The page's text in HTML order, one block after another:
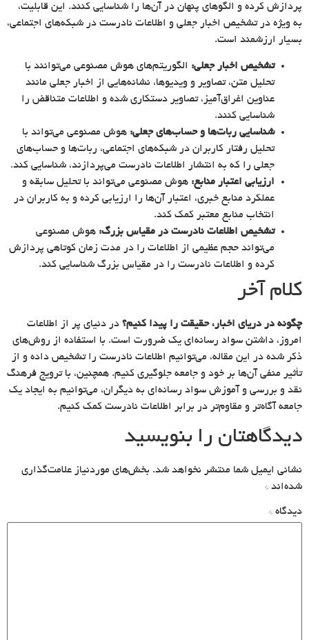
پردازش کرده و الگوهای پنهان در آن‌ها را شناسایی کنند. این قابلیت،
به ویژه در تشخیص اخبار جعلی و اطلاعات نادرست در شبکه‌های اجتماعی،
بسیار ارزشمند است.
تشخیص اخبار جعلی: الگوریتم‌های هوش مصنوعی می‌توانند با
تحلیل متن، تصاویر و ویدیوها، نشانه‌هایی از اخبار جعلی مانند
عناوین اغراق‌آمیز، تصاویر دستکاری شده و اطلاعات متناقض را
شناسایی کنند.
شناسایی ربات‌ها و حساب‌های جعلی: هوش مصنوعی می‌تواند با
تحلیل رفتار کاربران در شبکه‌های اجتماعی، ربات‌ها و حساب‌های
جعلی را که به انتشار اطلاعات نادرست می‌پردازند، شناسایی کند.
ارزیابی اعتبار منابع: هوش مصنوعی می‌تواند با تحلیل سابقه و
عملکرد منابع خبری، اعتبار آن‌ها را ارزیابی کرده و به کاربران در
انتخاب منابع معتبر کمک کند.
تشخیص اطلاعات نادرست در مقیاس بزرگ: هوش مصنوعی
می‌تواند حجم عظیمی از اطلاعات را در مدت زمان کوتاهی پردازش
کرده و اطلاعات نادرست را در مقیاس بزرگ شناسایی کند.
کلام آخر
چگونه در دریای اخبار، حقیقت را پیدا کنیم؟ در دنیای پر از اطلاعات
امروز، داشتن سواد رسانه‌ای یک ضرورت است. با استفاده از روش‌های
ذکر شده در این مقاله، می‌توانیم اطلاعات نادرست را تشخیص داده و از
تأثیر منفی آن‌ها بر خود و جامعه جلوگیری کنیم. همچنین، با ترویج فرهنگ
نقد و بررسی و آموزش سواد رسانه‌ای به دیگران، می‌توانیم به ایجاد یک
جامعه آگاه‌تر و مقاوم‌تر در برابر اطلاعات نادرست کمک کنیم.
دیدگاهتان را بنویسید
نشانی ایمیل شما منتشر نخواهد شد. بخش‌های موردنیاز علامت‌گذاری
شده‌اند *
دیدگاه *